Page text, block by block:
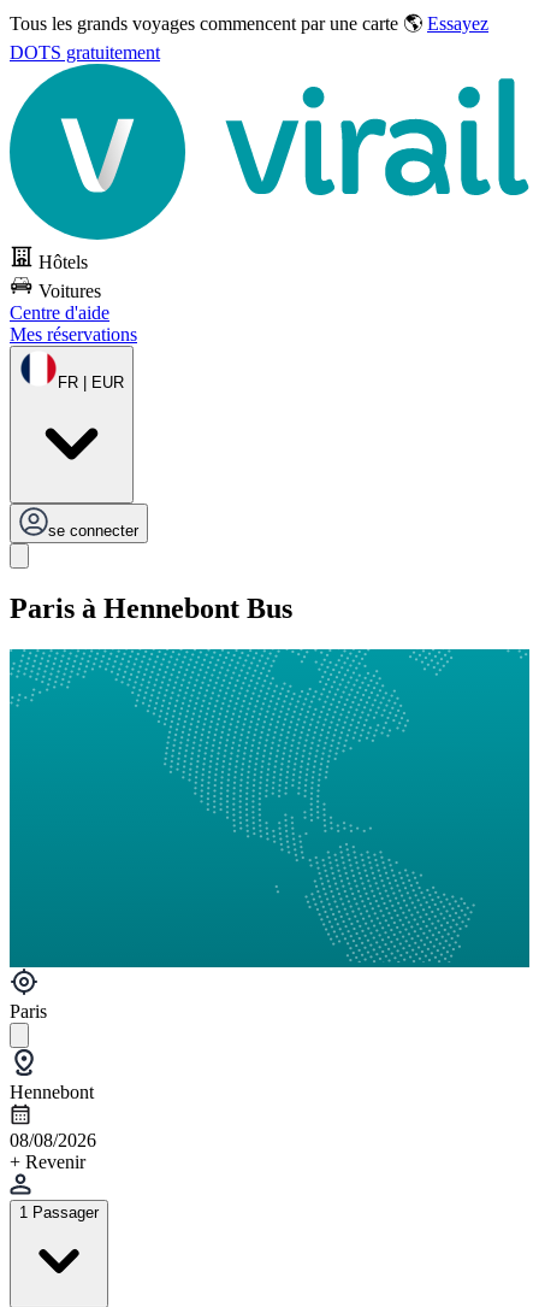
Tous les grands voyages commencent par une carte 🌎 Essayez
DOTS gratuitement
Hôtels
Voitures
Centre d'aide
Mes réservations
FR | EUR
se connecter
Paris à Hennebont Bus
Paris
Hennebont
08/08/2026
+ Revenir
1 Passager